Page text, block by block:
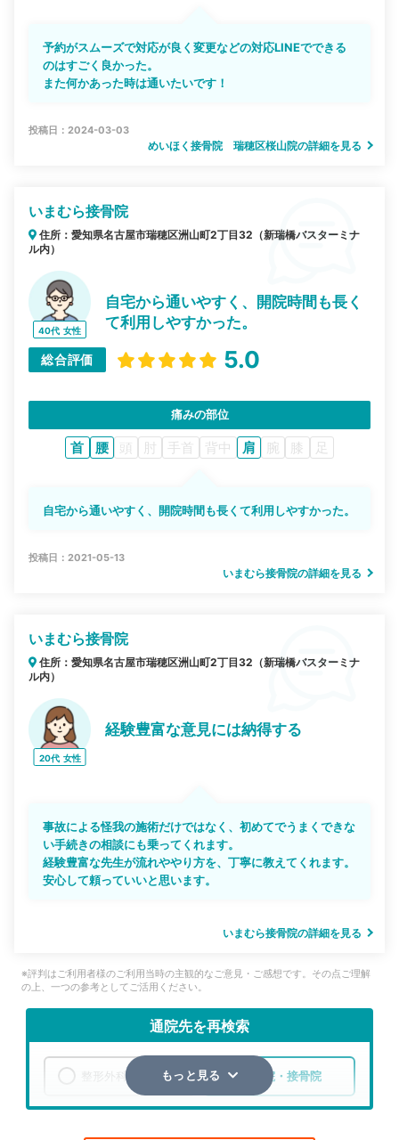
予約がスムーズで対応が良く変更などの対応LINEでできる
のはすごく良かった。
また何かあった時は通いたいです！
投稿日：2024-03-03
めいほく接骨院 瑞穂区桜山院の詳細を見る
いまむら接骨院
住所：愛知県名古屋市瑞穂区洲山町2丁目32（新瑞橋バスターミナ
ル内）
40代 女性
自宅から通いやすく、開院時間も長く
て利用しやすかった。
総合評価 5.0
痛みの部位
首 腰 頭 肘 手首 背中 肩 腕 膝 足
自宅から通いやすく、開院時間も長くて利用しやすかった。
投稿日：2021-05-13
いまむら接骨院の詳細を見る
いまむら接骨院
住所：愛知県名古屋市瑞穂区洲山町2丁目32（新瑞橋バスターミナ
ル内）
20代 女性
経験豊富な意見には納得する
事故による怪我の施術だけではなく、初めてでうまくできな
い手続きの相談にも乗ってくれます。
経験豊富な先生が流れややり方を、丁寧に教えてくれます。
安心して頼っていいと思います。
いまむら接骨院の詳細を見る
※評判はご利用者様のご利用当時の主観的なご意見・ご感想です。その点ご理解
の上、一つの参考としてご活用ください。
通院先を再検索
整形外科 整骨院・接骨院
もっと見る